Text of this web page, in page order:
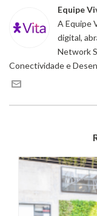
Equipe
A Equipe
digital,
Network
Conectividade e